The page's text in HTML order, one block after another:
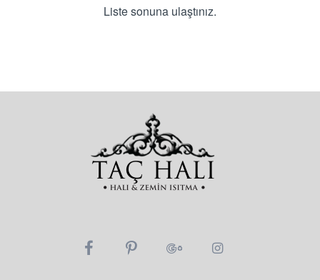
Liste sonuna ulaştınız.